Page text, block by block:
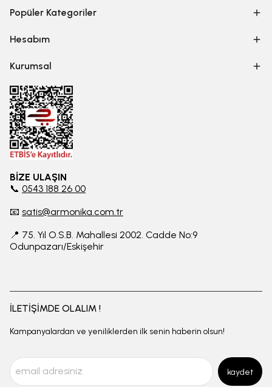
Popüler Kategoriler
Hesabım
Kurumsal
BİZE ULAŞIN
📞 0543 188 26 00
📧 satis@armonika.com.tr
📍 75. Yıl O.S.B. Mahallesi 2002. Cadde No:9
Odunpazarı/Eskişehir
İLETİŞİMDE OLALIM !
Kampanyalardan ve yeniliklerden ilk senin haberin olsun!
kaydet